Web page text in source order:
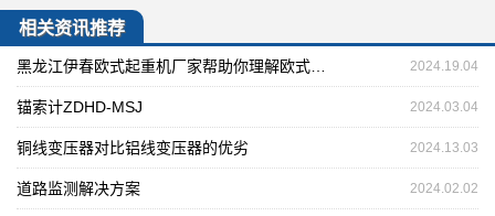
相关资讯推荐
2024.19.04
锚索计ZDHD-MSJ 2024.03.04
铜线变压器对比铝线变压器的优劣 2024.13.03
道路监测解决方案 2024.02.02